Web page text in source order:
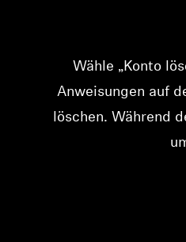
Wähle „Konto
Anweisungen auf
löschen. Während
Anmeldung
Melden Sie sich
Wunschliste